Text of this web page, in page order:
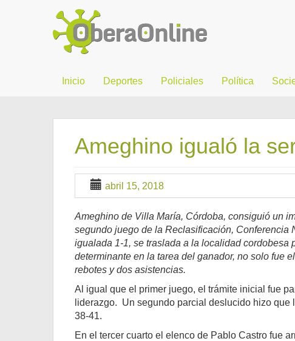
Inicio Deportes Policiales Política
Ameghino igualó la
abril 15, 2018
Ameghino de Villa María, Córdoba, consiguió un
segundo juego de la Reclasificación, Conferencia
igualada 1-1, se traslada a la localidad cordobesa
determinante en la tarea del ganador, no solo fue
rebotes y dos asistencias.
Al igual que el primer juego, el trámite inicial fue
liderazgo. Un segundo parcial deslucido hizo que
38-41.
En el tercer cuarto el elenco de Pablo Castro fue